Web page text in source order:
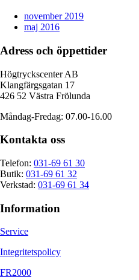
november 2019
maj 2016
Adress och öppettider
Högtryckscenter AB
Klangfärgsgatan 17
426 52 Västra Frölunda
Måndag-Fredag: 07.00-16.00
Kontakta oss
Telefon: 031-69 61 30
Butik: 031-69 61 32
Verkstad: 031-69 61 34
Information
Service
Integritetspolicy
FR2000